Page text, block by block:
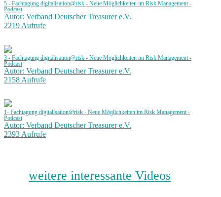
5 - Fachtagung digitalisation@risk - Neue Möglichkeiten im Risk Management -
Podcast
Autor: Verband Deutscher Treasurer e.V.
2219 Aufrufe
3 - Fachtagung digitalisation@risk - Neue Möglichkeiten im Risk Management -
Podcast
Autor: Verband Deutscher Treasurer e.V.
2158 Aufrufe
1- Fachtagung digitalisation@risk - Neue Möglichkeiten im Risk Management -
Podcast
Autor: Verband Deutscher Treasurer e.V.
2393 Aufrufe
weitere interessante Videos